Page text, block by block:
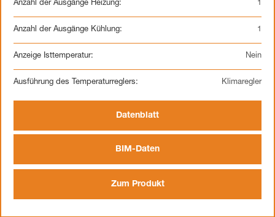
Anzahl der Ausgänge Heizung: 1
Anzahl der Ausgänge Kühlung: 1
Anzeige Isttemperatur: Nein
Ausführung des Temperaturreglers: Klimaregler
Datenblatt
BIM-Daten
Zum Produkt